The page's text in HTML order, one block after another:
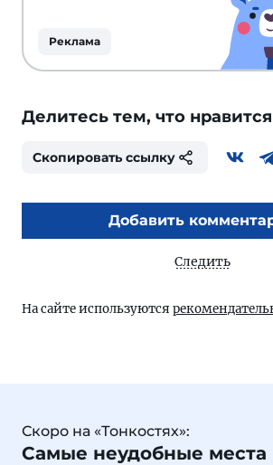
Реклама
Делитесь тем, что нравится
Скопировать ссылку
Добавить
Следить
На сайте используются
Скоро на «Тонкостях»:
Самые неудобные места